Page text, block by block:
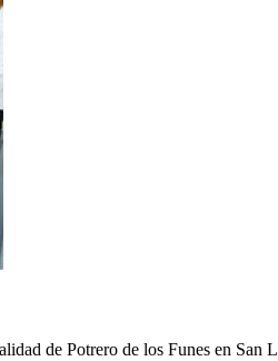
de Potrero de los Funes en San